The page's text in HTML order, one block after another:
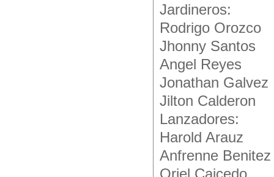
Jardineros:
Rodrigo Orozco
Jhonny Santos
Angel Reyes
Jonathan Galvez
Jilton Calderon
Lanzadores:
Harold Arauz
Anfrenne Benitez